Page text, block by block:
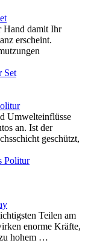
Hand damit Ihr
erscheint.
Umwelteinflüsse
an. Ist der
geschützt,
Teilen am
enorme Kräfte,
hohem …